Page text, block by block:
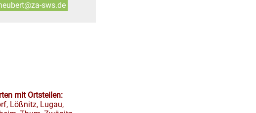
sws.de
mit Ortsteilen:
Lößnitz, Lugau,